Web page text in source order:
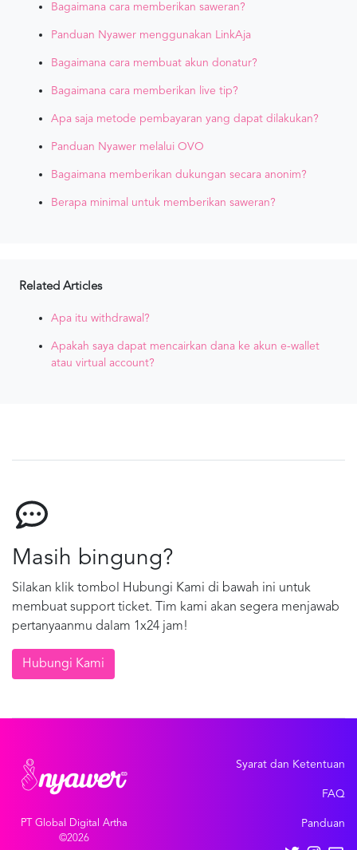
Bagaimana cara memberikan saweran?
Panduan Nyawer menggunakan LinkAja
Bagaimana cara membuat akun donatur?
Bagaimana cara memberikan live tip?
Apa saja metode pembayaran yang dapat dilakukan?
Panduan Nyawer melalui OVO
Bagaimana memberikan dukungan secara anonim?
Berapa minimal untuk memberikan saweran?
Related Articles
Apa itu withdrawal?
Apakah saya dapat mencairkan dana ke akun e-wallet
atau virtual account?
Masih bingung?
Silakan klik tombol Hubungi Kami di bawah ini untuk
membuat support ticket. Tim kami akan segera menjawab
pertanyaanmu dalam 1x24 jam!
Hubungi Kami
PT Global Digital Artha
©2026
Syarat dan Ketentuan
FAQ
Panduan